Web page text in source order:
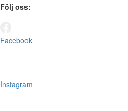
Följ oss:
Facebook
Instagram